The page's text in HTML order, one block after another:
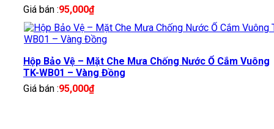
Giá bán :95,000₫
Hộp Bảo Vệ – Mặt Che Mưa Chống Nước Ổ Cắm Vuông
TK-WB01 – Vàng Đồng
Giá bán :95,000₫